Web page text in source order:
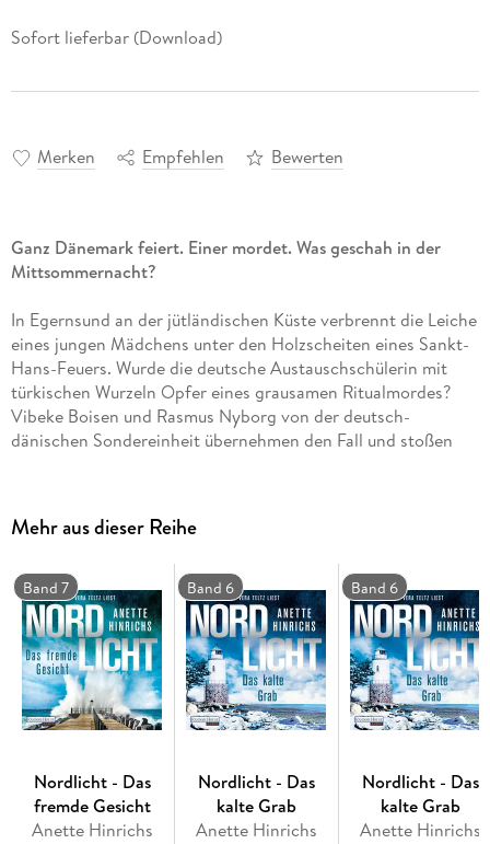
Sofort lieferbar (Download)
Merken Empfehlen Bewerten
Ganz Dänemark feiert. Einer mordet. Was geschah in der
Mittsommernacht?
In Egernsund an der jütländischen Küste verbrennt die Leiche
eines jungen Mädchens unter den Holzscheiten eines Sankt-
Hans-Feuers. Wurde die deutsche Austauschschülerin mit
türkischen Wurzeln Opfer eines grausamen Ritualmordes?
Vibeke Boisen und Rasmus Nyborg von der deutsch-
dänischen Sondereinheit übernehmen den Fall und stoßen
Täter kommt von außerhalb. Als eine Spur zu den Betreibern
der örtlichen Ziegelei führt, beginnt der Zusammenhalt der
eingeschworenen Gemeinschaft zu bröckeln . . .
Ungekürzte Lesung mit Vera Teltz
ca. 10h 46min
Mehr aus dieser Reihe
Band 7
Nordlicht - Das
fremde Gesicht
Anette Hinrichs
Band 6
Nordlicht - Das
kalte Grab
Anette Hinrichs
Band 6
Nordlicht - Das
kalte Grab
Anette Hinrichs